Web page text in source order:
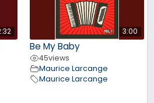
3:00
Be My Baby
45views
Maurice Larcange
Maurice Larcange